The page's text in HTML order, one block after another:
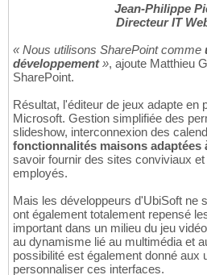
Jean-Philippe
Directeur IT
« Nous utilisons SharePoint comme
développement», ajoute Matthieu
SharePoint.
Résultat, l'éditeur de jeux adapte en
Microsoft. Gestion simplifiée des
slideshow, interconnexion des
fonctionnalités maisons
savoir fournir des sites conviviaux
employés.
Mais les développeurs d'UbiSoft ne
ont également totalement repensé
important dans un milieu du jeu
au dynamisme lié au multimédia et
possibilité est également donné aux
personnaliser ces interfaces.